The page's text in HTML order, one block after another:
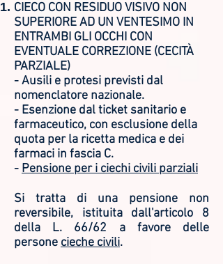
CIECO CON RESIDUO VISIVO NON
SUPERIORE AD UN VENTESIMO IN
ENTRAMBI GLI OCCHI CON
EVENTUALE CORREZIONE (CECITÀ
PARZIALE)
- Ausili e protesi previsti dal
nomenclatore nazionale.
- Esenzione dal ticket sanitario e
farmaceutico, con esclusione della
quota per la ricetta medica e dei
farmaci in fascia C.
- Pensione per i ciechi civili parziali
Si tratta di una pensione non
reversibile, istituita dall'articolo 8
della L. 66/62 a favore delle
persone cieche civili.